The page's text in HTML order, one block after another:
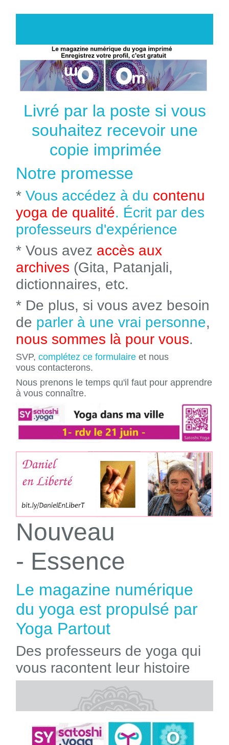
Livré par la poste si vous
souhaitez recevoir une
copie imprimée
Notre promesse
* Vous accédez à du contenu
yoga de qualité. Écrit par des
professeurs d'expérience
* Vous avez accès aux
archives (Gita, Patanjali,
dictionnaires, etc.
* De plus, si vous avez besoin
de parler à une vrai personne,
nous sommes là pour vous.
SVP, complétez ce formulaire et nous
vous contacterons.
Nous prenons le temps qu'il faut pour apprendre
à vous connaître.
Nouveau
- Essence
Le magazine numérique
du yoga est propulsé par
Yoga Partout
Des professeurs de yoga qui
vous racontent leur histoire